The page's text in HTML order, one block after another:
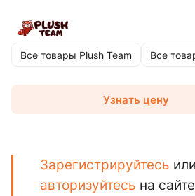
Все товары Plush Team Все
Узнать цену
Зарегистрируйтесь или
авторизуйтесь на